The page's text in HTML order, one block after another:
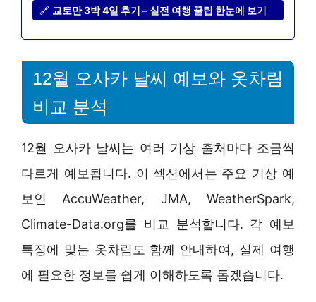
🔗 교토만 3박 4일 후기 – 실전 여행 꿀팁 한눈에 보기
12월 오사카 날씨 예보와 옷차림
비교 분석
12월 오사카 날씨는 여러 기상 출처마다 조금씩
다르게 예보됩니다. 이 섹션에서는 주요 기상 예
보인 AccuWeather, JMA, WeatherSpark,
Climate-Data.org를 비교 분석합니다. 각 예보
특징에 맞는 옷차림도 함께 안내하여, 실제 여행
에 필요한 정보를 쉽게 이해하도록 돕겠습니다.